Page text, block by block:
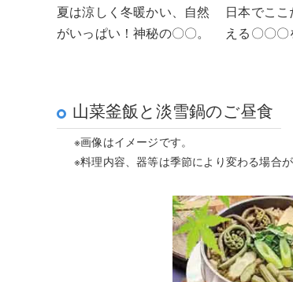
夏は涼しく冬暖かい、自然
がいっぱい！神秘の〇〇。
日本でこ
える〇〇〇
山菜釜飯と淡雪鍋のご昼食
※画像はイメージです。
※料理内容、器等は季節により変わる場合